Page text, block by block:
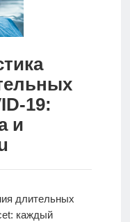
19:
и
длительных
каждый